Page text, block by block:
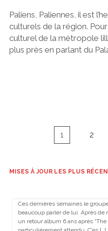
Paliens, Paliennes, il est
culturels de la région.
culturel de la métropole
plus près en parlant du
1 2
MISES À JOUR LES PLUS
Ces dernières semaines le
beaucoup parler de lui. Après de
un retour album 6 ans après